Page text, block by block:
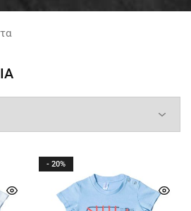
- 20%
πληροφορίες που
και παρόμοιων